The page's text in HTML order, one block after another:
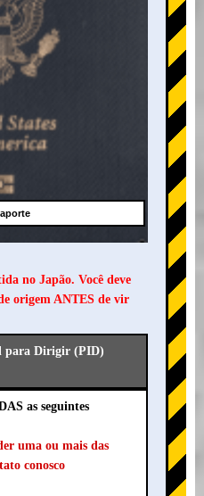
no Japão. Você deve
origem ANTES de vir
para Dirigir (PID)
as seguintes
uma ou mais das
conosco